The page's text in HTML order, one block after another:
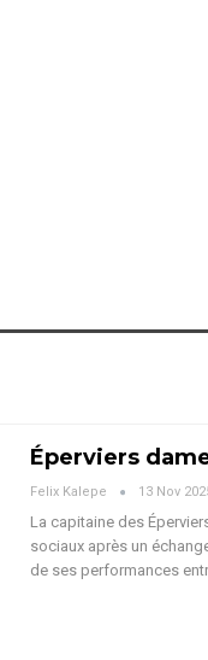
Éperviers
Felix Kalepe 13 Nov
La capitaine des
sociaux après un
de ses performances